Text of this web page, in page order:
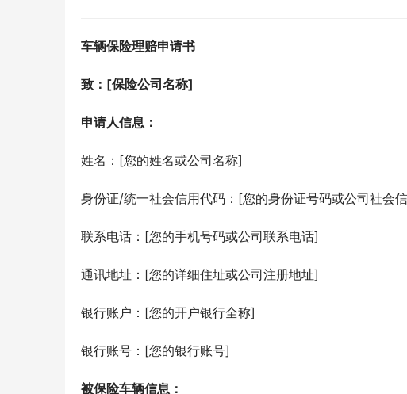
车辆保险理赔申请书
致：[保险公司名称]
申请人信息：
姓名：[您的姓名或公司名称]
身份证/统一社会信用代码：[您的身份证号码或公司社会
联系电话：[您的手机号码或公司联系电话]
通讯地址：[您的详细住址或公司注册地址]
银行账户：[您的开户银行全称]
银行账号：[您的银行账号]
被保险车辆信息：